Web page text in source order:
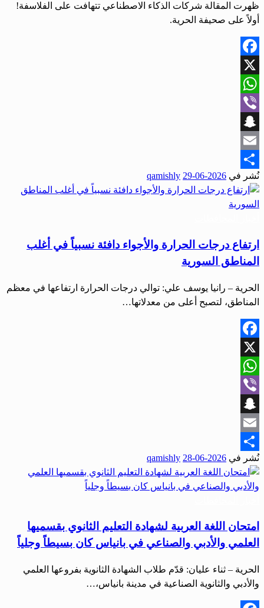
ظهرت المقالة شركات الذكاء الاصطناعي تتهافت على الفلاسفة!
أولاً على صحيفة الحرية.
Facebook
X
WhatsApp
Viber
Snapchat
Email
Share
نُشر في 2026-06-29
qamishly
ارتفاع درجات الحرارة والأجواء دافئة نسبياً في أغلب
المناطق السورية
الحرية – رانيا يوسف علي: توالي درجات الحرارة ارتفاعها في معظم
المناطق، لتصبح أعلى من معدلاتها…
Facebook
X
WhatsApp
Viber
Snapchat
Email
Share
نُشر في 2026-06-28
qamishly
امتحان اللغة العربية لشهادة التعليم الثانوي بقسميها
العلمي والأدبي والصناعي في بانياس كان بسيطاً وجلياً
الحرية – ثناء عليان: قدّم طلاب الشهادة الثانوية بفروعها العلمي
والأدبي والثانوية الصناعية في مدينة بانياس،…